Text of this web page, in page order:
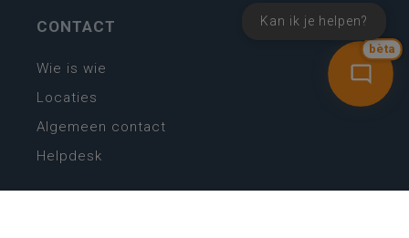
bèta
Kan ik je helpen?
CONTACT
Wie is wie
Locaties
Algemeen contact
Helpdesk